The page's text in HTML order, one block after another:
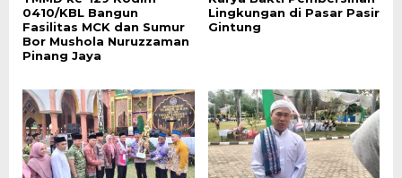
0410/KBL Bangun
Fasilitas MCK dan Sumur
Bor Mushola Nuruzzaman
Pinang Jaya
Lingkungan di Pasar Pasir
Gintung